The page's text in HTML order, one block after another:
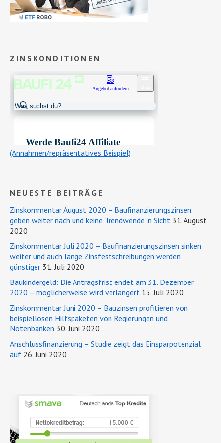
ZINSKONDITIONEN
(Annahmen/repräsentatives Beispiel)
NEUESTE BEITRÄGE
Zinskommentar August 2020 – Baufinanzierungszinsen
geben weiter nach und keine Trendwende in Sicht 31. August
2020
Zinskommentar Juli 2020 – Baufinanzierungszinsen sinken
weiter und auch lange Zinsfestschreibungen werden
günstiger 31. Juli 2020
Baukindergeld: Die Antragsfrist endet am 31. Dezember
2020 – möglicherweise wird verlängert 15. Juli 2020
Zinskommentar Juni 2020 – Bauzinsen profitieren von
beispiellosen Hilfspaketen von Regierungen und
Notenbanken 30. Juni 2020
Anschlussfinanzierung – Studie zeigt das Einsparpotenzial
auf 26. Juni 2020